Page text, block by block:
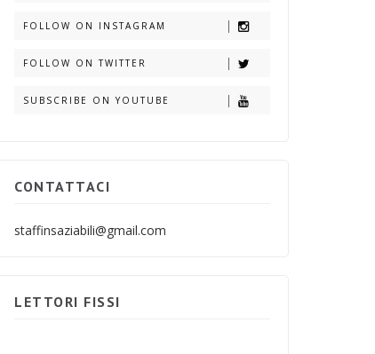
FOLLOW ON INSTAGRAM
FOLLOW ON TWITTER
SUBSCRIBE ON YOUTUBE
CONTATTACI
staffinsaziabili@gmail.com
LETTORI FISSI